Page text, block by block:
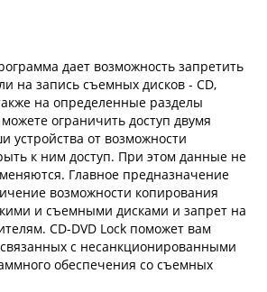
дает возможность запретить
на запись съемных дисков - CD,
на определенные разделы
ограничить доступ двумя
устройства от возможности
к ним доступ. При этом данные не
Главное предназначение
возможности копирования
и съемными дисками и запрет на
CD-DVD Lock поможет вам
с несанкционированными
обеспечения со съемных